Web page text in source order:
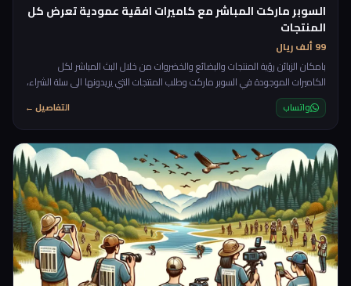
السوبر ماركت المباشر مع كاميرات افقية عمودية تعرض كل
المنتجات
99 ألف ريال
بامكان الزبائن رؤية المنتجات والبضائع والخضروات من خلال البث المباشر لكل
الكاميرات الموجودة في السوبر ماركت وطلب المنتجات التي يريدونها الى سلة الشراء،
ولكن لماذا كاميرات مباشرة؟ لماذا لا نضع صورة المنتجات المتوفرة او اسمها فقط
كما يفعل الجميع! انا بقلك يا قلبي، السبب هو لاشباع رغبة الزبون في المعاينة
والشراء، فهي رغبة وموهبة عند النساء خاصة فهي تحب ان تتجول في الاروقة
وتشاهد وتشتري. والان بعد ان
واتساب التفاصيل ←